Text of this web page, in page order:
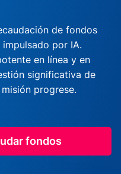
de fondos
por IA.
en línea y en
significativa de
progrese.
fondos